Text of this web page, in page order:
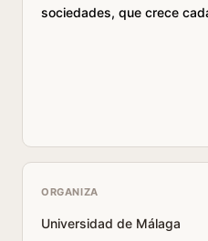
sociedades, que crece
ORGANIZA
Universidad de Málaga